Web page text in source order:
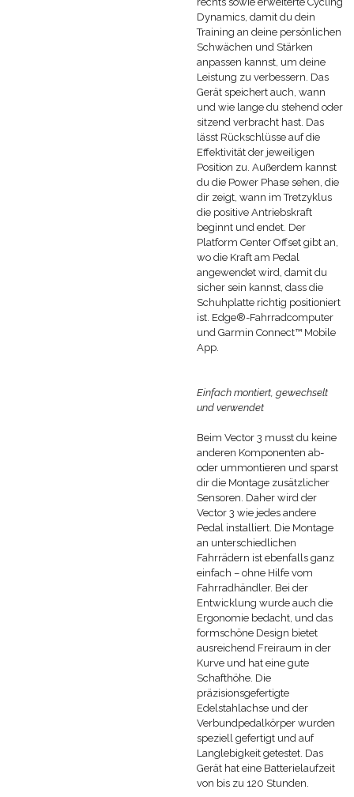
Dynamics, damit du dein
Training an deine persönlichen
Schwächen und Stärken
anpassen kannst, um deine
Leistung zu verbessern. Das
Gerät speichert auch, wann
und wie lange du stehend oder
sitzend verbracht hast. Das
lässt Rückschlüsse auf die
Effektivität der jeweiligen
Position zu. Außerdem kannst
du die Power Phase sehen, die
dir zeigt, wann im Tretzyklus
die positive Antriebskraft
beginnt und endet. Der
Platform Center Offset gibt an,
wo die Kraft am Pedal
angewendet wird, damit du
sicher sein kannst, dass die
Schuhplatte richtig positioniert
ist. Edge®-Fahrradcomputer
und Garmin Connect™ Mobile
App.
Einfach montiert, gewechselt
und verwendet
Beim Vector 3 musst du keine
anderen Komponenten ab-
oder ummontieren und sparst
dir die Montage zusätzlicher
Sensoren. Daher wird der
Vector 3 wie jedes andere
Pedal installiert. Die Montage
an unterschiedlichen
Fahrrädern ist ebenfalls ganz
einfach – ohne Hilfe vom
Fahrradhändler. Bei der
Entwicklung wurde auch die
Ergonomie bedacht, und das
formschöne Design bietet
ausreichend Freiraum in der
Kurve und hat eine gute
Schafthöhe. Die
präzisionsgefertigte
Edelstahlachse und der
Verbundpedalkörper wurden
speziell gefertigt und auf
Langlebigkeit getestet. Das
Gerät hat eine Batterielaufzeit
von bis zu 120 Stunden.